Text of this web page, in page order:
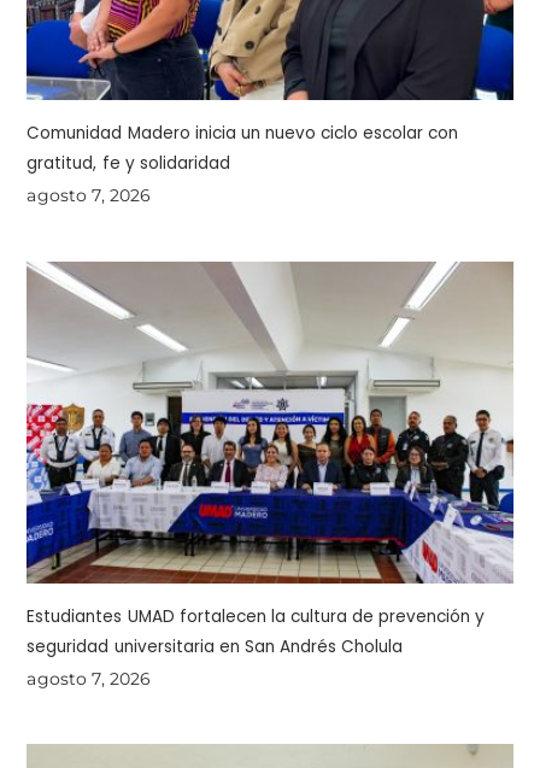
Comunidad Madero inicia un nuevo ciclo escolar con
gratitud, fe y solidaridad
agosto 7, 2026
Estudiantes UMAD fortalecen la cultura de prevención y
seguridad universitaria en San Andrés Cholula
agosto 7, 2026